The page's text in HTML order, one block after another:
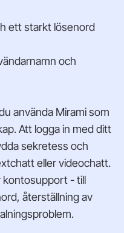
ett starkt lösenord
och
använda Mirami som
Att logga in med ditt
sekretess och
eller videochatt.
kontosupport - till
återställning av